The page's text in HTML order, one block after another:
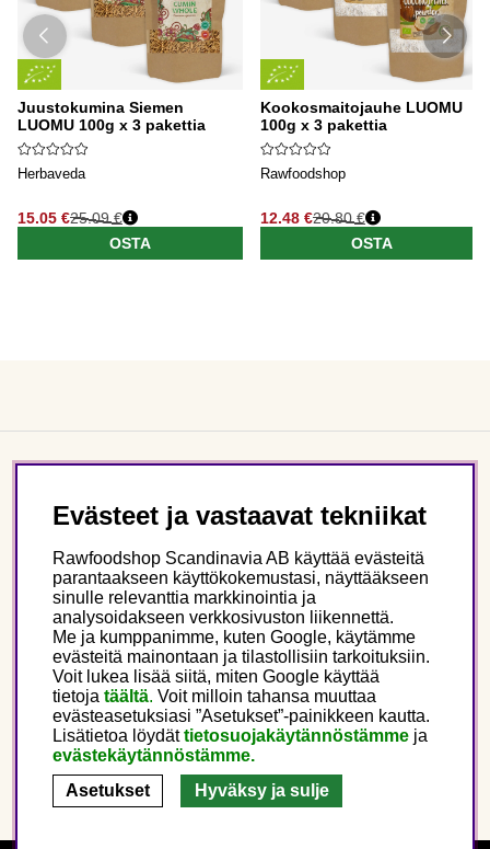
Juustokumina Siemen
LUOMU 100g x 3 pakettia
Herbaveda
15.05 €25.09 €
OSTA
Kookosmaitojauhe LUOMU
100g x 3 pakettia
Rawfoodshop
12.48 €20.80 €
OSTA
Seuraa meitä
Tämä on Rawfoodshop
Finland
Evästeet ja vastaavat tekniikat
Rawfoodshop Scandinavia AB käyttää evästeitä
parantaakseen käyttökokemustasi, näyttääkseen
sinulle relevanttia markkinointia ja
analysoidakseen verkkosivuston liikennettä.
Me ja kumppanimme, kuten Google, käytämme
evästeitä mainontaan ja tilastollisiin tarkoituksiin.
Voit lukea lisää siitä, miten Google käyttää
tietoja täältä. Voit milloin tahansa muuttaa
evästeasetuksiasi ”Asetukset”-painikkeen kautta.
Lisätietoa löydättietosuojakäytännöstämme ja
evästekäytännöstämme.
Asetukset
Hyväksy ja sulje